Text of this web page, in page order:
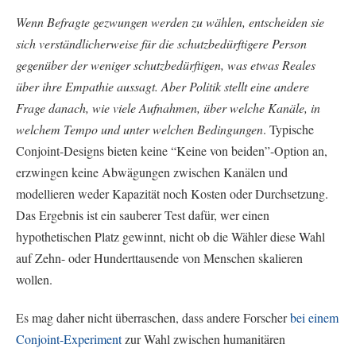
Wenn Befragte gezwungen werden zu wählen, entscheiden sie
sich verständlicherweise für die schutzbedürftigere Person
gegenüber der weniger schutzbedürftigen, was etwas Reales
über ihre Empathie aussagt. Aber Politik stellt eine andere
Frage danach, wie viele Aufnahmen, über welche Kanäle, in
welchem Tempo und unter welchen Bedingungen. Typische
Conjoint-Designs bieten keine “Keine von beiden”-Option an,
erzwingen keine Abwägungen zwischen Kanälen und
modellieren weder Kapazität noch Kosten oder Durchsetzung.
Das Ergebnis ist ein sauberer Test dafür, wer einen
hypothetischen Platz gewinnt, nicht ob die Wähler diese Wahl
auf Zehn- oder Hunderttausende von Menschen skalieren
wollen.
Es mag daher nicht überraschen, dass andere Forscherbei einem
Conjoint-Experimentzur Wahl zwischen humanitären